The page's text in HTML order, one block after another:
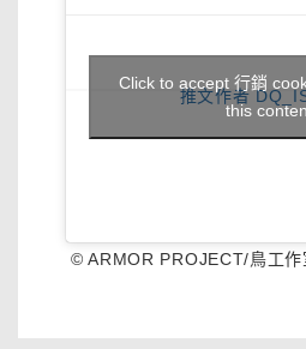
推文作者
Click to accept 行銷
this
© ARMOR PROJECT/鳥工